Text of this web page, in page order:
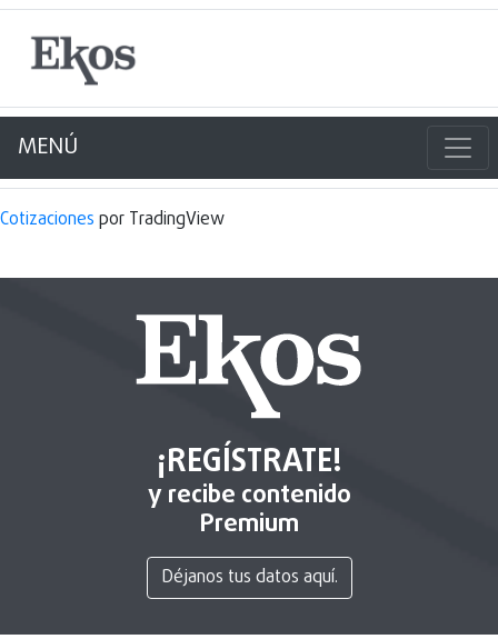
MENÚ
Cotizaciones por TradingView
¡REGÍSTRATE!
y recibe contenido
Premium
Déjanos tus datos aquí.